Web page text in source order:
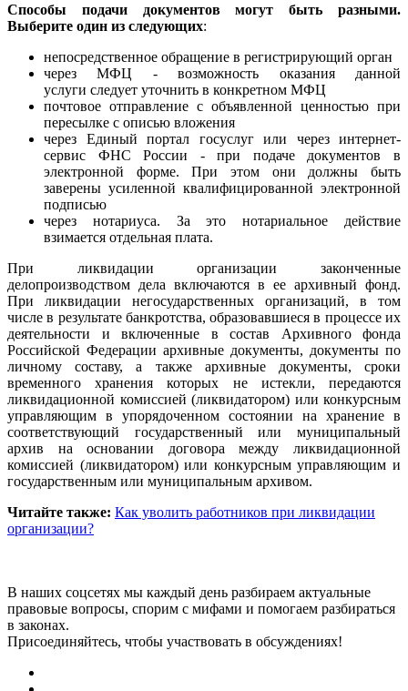
Способы подачи документов могут быть разными.
Выберите один из следующих:
непосредственное обращение в регистрирующий орган
через МФЦ - возможность оказания данной
услуги следует уточнить в конкретном МФЦ
почтовое отправление с объявленной ценностью при
пересылке с описью вложения
через Единый портал госуслуг или через интернет-
сервис ФНС России - при подаче документов в
электронной форме. При этом они должны быть
заверены усиленной квалифицированной электронной
подписью
через нотариуса. За это нотариальное действие
взимается отдельная плата.
При ликвидации организации законченные
делопроизводством дела включаются в ее архивный фонд.
При ликвидации негосударственных организаций, в том
числе в результате банкротства, образовавшиеся в процессе их
деятельности и включенные в состав Архивного фонда
Российской Федерации архивные документы, документы по
личному составу, а также архивные документы, сроки
временного хранения которых не истекли, передаются
ликвидационной комиссией (ликвидатором) или конкурсным
управляющим в упорядоченном состоянии на хранение в
соответствующий государственный или муниципальный
архив на основании договора между ликвидационной
комиссией (ликвидатором) или конкурсным управляющим и
государственным или муниципальным архивом.
Читайте также: Как уволить работников при ликвидации
организации?
В наших соцсетях мы каждый день разбираем актуальные
правовые вопросы, спорим с мифами и помогаем разбираться
в законах.
Присоединяйтесь, чтобы участвовать в обсуждениях!